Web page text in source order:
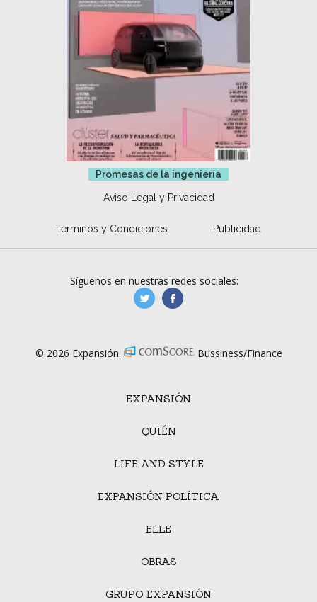
Promesas de la ingeniería
Aviso Legal y Privacidad
Términos y Condiciones Publicidad
EXPANSIÓN
QUIÉN
LIFE AND STYLE
EXPANSIÓN POLÍTICA
ELLE
OBRAS
GRUPO EXPANSIÓN
Síguenos en nuestras redes sociales:
manufacturaGE
© 2026 Expansión. Bussiness/Finance